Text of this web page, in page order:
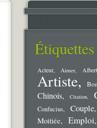
Étiquettes
Acteur Aimer
Artiste
Chinois Citation
Confucius Couple
Moitiée
Emploi